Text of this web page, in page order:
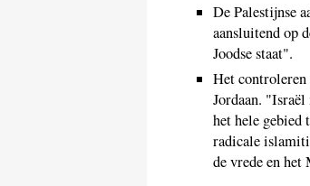
De Palestijnse
aansluitend op
Joodse staat".
Het controleren
Jordaan. "Israël
het hele gebied
radicale
de vrede en